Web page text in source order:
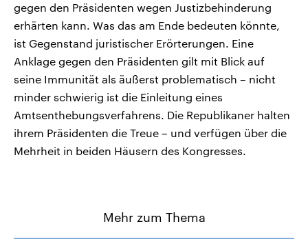
gegen den Präsidenten wegen Justizbehinderung
erhärten kann. Was das am Ende bedeuten könnte,
ist Gegenstand juristischer Erörterungen. Eine
Anklage gegen den Präsidenten gilt mit Blick auf
seine Immunität als äußerst problematisch – nicht
minder schwierig ist die Einleitung eines
Amtsenthebungsverfahrens. Die Republikaner halten
ihrem Präsidenten die Treue – und verfügen über die
Mehrheit in beiden Häusern des Kongresses.
Mehr zum Thema